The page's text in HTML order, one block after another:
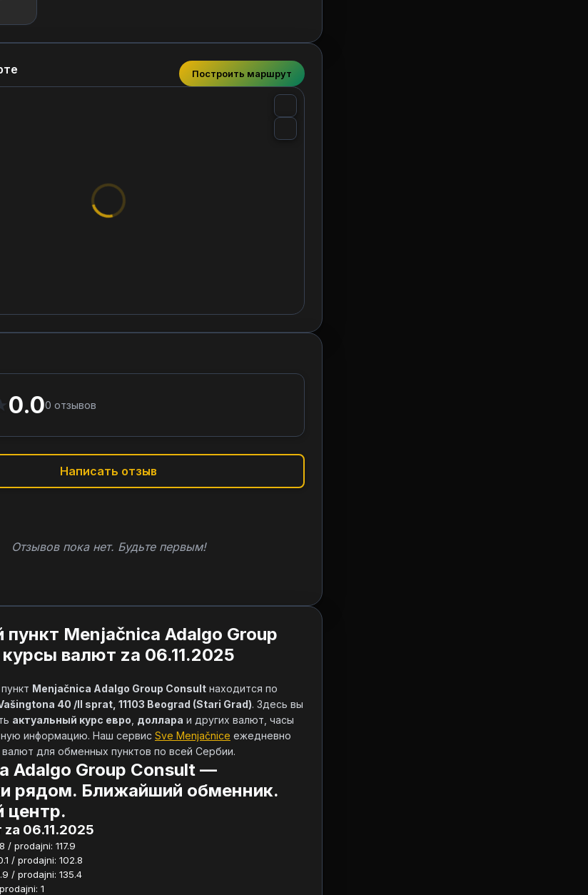
Построить маршрут
0.00 отзывов
Написать отзыв
Отзывов пока нет. Будьте первым!
Menjačnica Adalgo Group
валют za 06.11.2025
пункт
Menjačnica Adalgo Group Consult находится по
40 /II sprat, 11103 Beograd (Stari Grad). Здесь вы
актуальный курс евро доллара и других валют, часы
информацию. Наш сервис Sve Menjačnice ежедневно
валют для обменных пунктов по всей Сербии.
Adalgo Group Consult —
рядом. Ближайший обменник.
центр.
06.11.2025
/ prodajni: 117.9
/ prodajni: 102.8
/ prodajni: 135.4
1